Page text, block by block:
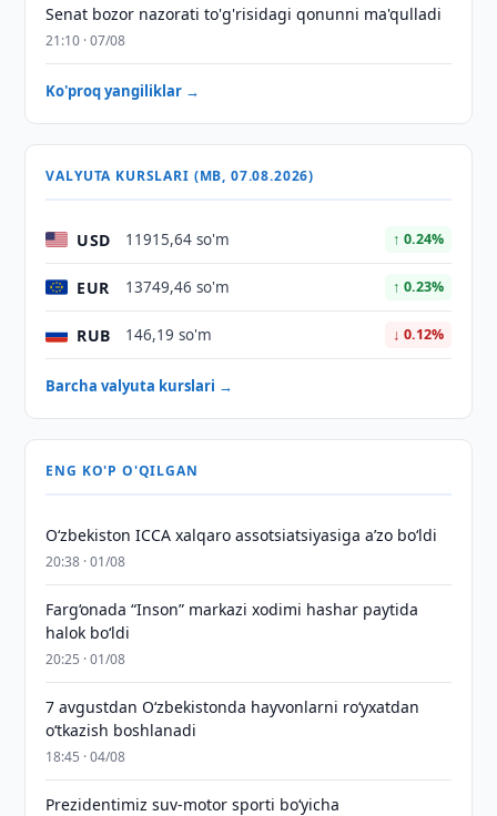
Senat bozor nazorati to'g'risidagi qonunni ma'qulladi
21:10 · 07/08
Ko'proq yangiliklar →
VALYUTA KURSLARI (MB, 07.08.2026)
USD 11915,64 so'm ↑ 0.24%
EUR 13749,46 so'm ↑ 0.23%
RUB 146,19 so'm ↓ 0.12%
Barcha valyuta kurslari →
ENG KO'P O'QILGAN
O‘zbekiston ICCA xalqaro assotsiatsiyasiga aʼzo bo‘ldi
20:38 · 01/08
Farg‘onada “Inson” markazi xodimi hashar paytida
halok bo‘ldi
20:25 · 01/08
7 avgustdan O‘zbekistonda hayvonlarni ro‘yxatdan
o‘tkazish boshlanadi
18:45 · 04/08
Prezidentimiz suv-motor sporti bo‘yicha